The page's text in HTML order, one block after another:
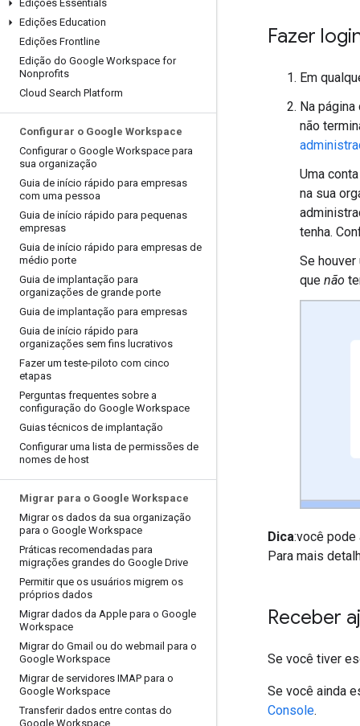
Edições Essentials
Edições Education
Edições Frontline
Edição do Google Workspace for
Nonprofits
Cloud Search Platform
Configurar o Google Workspace
Configurar o Google Workspace para
sua organização
Guia de início rápido para empresas
com uma pessoa
Guia de início rápido para pequenas
empresas
Guia de início rápido para empresas de
médio porte
Guia de implantação para
organizações de grande porte
Guia de implantação para empresas
Guia de início rápido para
organizações sem fins lucrativos
Fazer um teste-piloto com cinco
etapas
Perguntas frequentes sobre a
configuração do Google Workspace
Guias técnicos de implantação
Configurar uma lista de permissões de
nomes de host
Migrar para o Google Workspace
Migrar os dados da sua organização
para o Google Workspace
Práticas recomendadas para
migrações grandes do Google Drive
Permitir que os usuários migrem os
próprios dados
Migrar dados da Apple para o Google
Workspace
Migrar do Gmail ou do webmail para o
Google Workspace
Migrar de servidores IMAP para o
Google Workspace
Transferir dados entre contas do
Google Workspace
Fazer
Em
Na
não
Uma
na sua
tenha.
Se
que não
Dica:você
Para mais
Receber
Se você tiver
Se você ainda
Console.